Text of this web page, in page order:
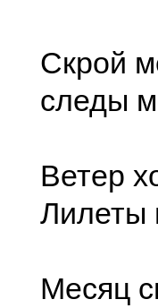
Скрой
следы
Ветер
Лилеты
Месяц